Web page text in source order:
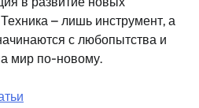
– лишь инструмент, а
с любопытства и
мир по-новому.